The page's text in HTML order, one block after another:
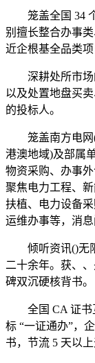
笼盖全国 34 个
别擅长整合办事
近企根基全品类项
深耕处所市场
以及处置地盘买
的投标人。
笼盖南方电网(
港澳地域)及部属
物资采购、办事
聚焦电力工程、
扶植、电力设备
运维办事等，消
倾听资讯()无限
二十余年。获、
碑双沉硬核背书。
全国 CA 证书互
标 “一证通办”，
书，节流 5 天以